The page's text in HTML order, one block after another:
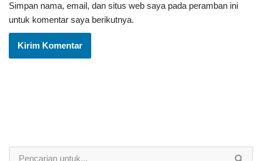
Simpan nama, email, dan situs web saya pada peramban ini
untuk komentar saya berikutnya.